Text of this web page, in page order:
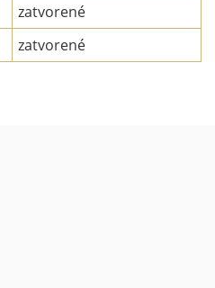
zatvorené
zatvorené